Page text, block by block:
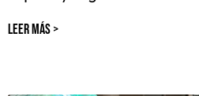
LEER MÁS >